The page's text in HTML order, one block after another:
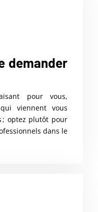
demander
pour vous,
viennent vous
; optez plutôt pour
dans le